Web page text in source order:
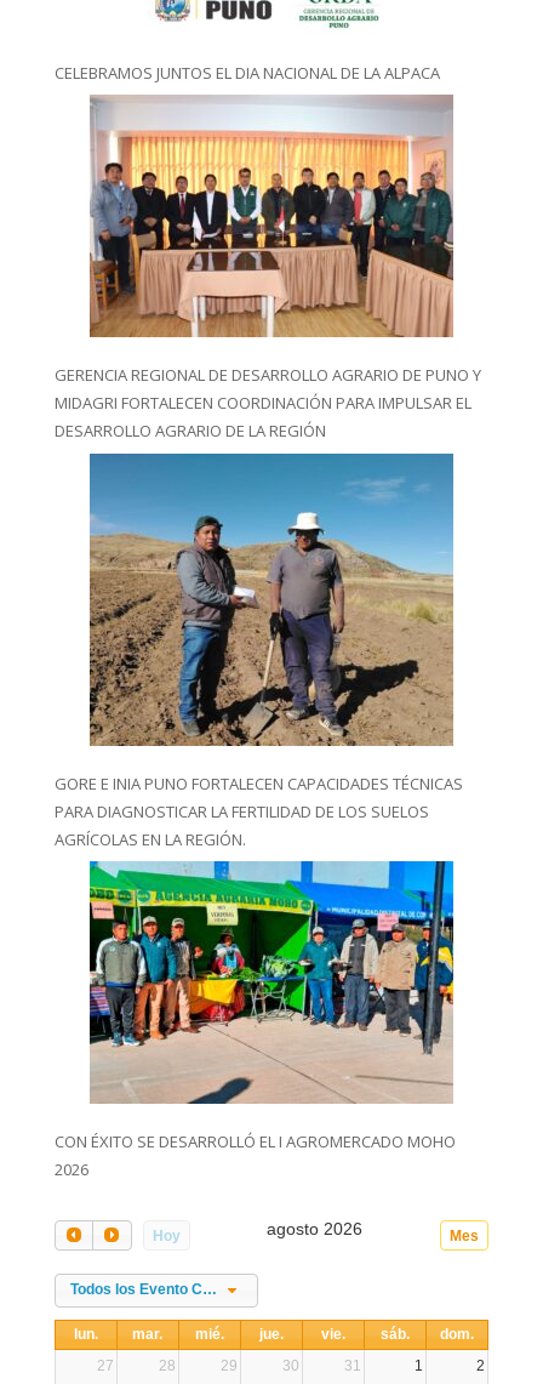
CELEBRAMOS JUNTOS EL DIA NACIONAL DE LA ALPACA
GERENCIA REGIONAL DE DESARROLLO AGRARIO DE PUNO Y
MIDAGRI FORTALECEN COORDINACIÓN PARA IMPULSAR EL
DESARROLLO AGRARIO DE LA REGIÓN
GORE E INIA PUNO FORTALECEN CAPACIDADES TÉCNICAS
PARA DIAGNOSTICAR LA FERTILIDAD DE LOS SUELOS
AGRÍCOLAS EN LA REGIÓN.
CON ÉXITO SE DESARROLLÓ EL I AGROMERCADO MOHO
2026
Hoy Mes
agosto 2026
Todos los Evento Categories
lun. mar. mié. jue. vie. sáb.
dom.
27
28 29 30 31 1
2